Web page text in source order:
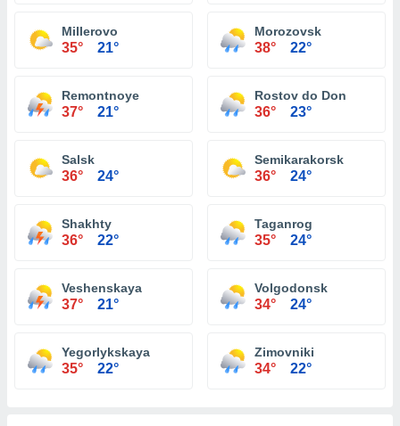
Millerovo
35° 21°
Morozovsk
38° 22°
Remontnoye
37° 21°
Rostov do Don
36° 23°
Salsk
36° 24°
Semikarakorsk
36° 24°
Shakhty
36° 22°
Taganrog
35° 24°
Veshenskaya
37° 21°
Volgodonsk
34° 24°
Yegorlykskaya
35° 22°
Zimovniki
34° 22°